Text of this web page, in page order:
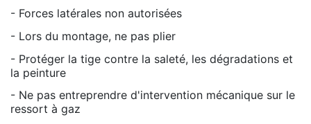
- Forces latérales non autorisées
- Lors du montage, ne pas plier
- Protéger la tige contre la saleté, les dégradations et
la peinture
- Ne pas entreprendre d'intervention mécanique sur le
ressort à gaz